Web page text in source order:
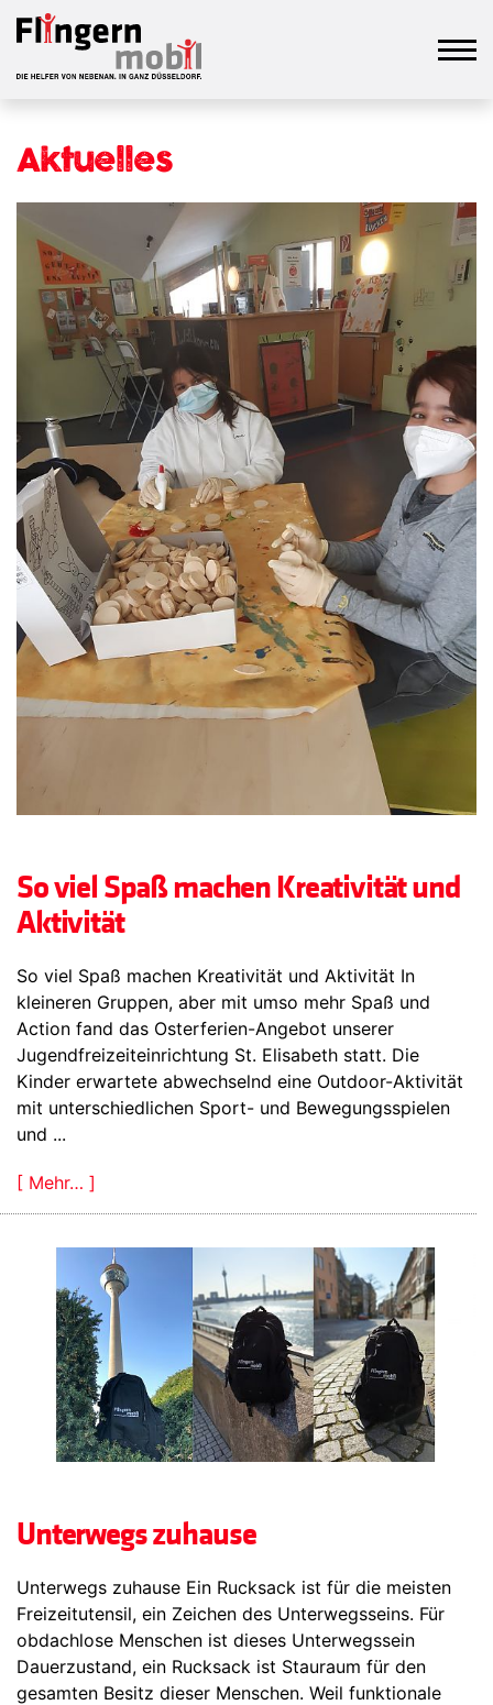
Aktuelles
So viel Spaß machen Kreativität und
Aktivität
So viel Spaß machen Kreativität und Aktivität In
kleineren Gruppen, aber mit umso mehr Spaß und
Action fand das Osterferien-Angebot unserer
Jugendfreizeiteinrichtung St. Elisabeth statt. Die
Kinder erwartete abwechselnd eine Outdoor-Aktivität
mit unterschiedlichen Sport- und Bewegungsspielen
und ...
[ Mehr… ]
Unterwegs zuhause
Unterwegs zuhause Ein Rucksack ist für die meisten
Freizeitutensil, ein Zeichen des Unterwegsseins. Für
obdachlose Menschen ist dieses Unterwegssein
Dauerzustand, ein Rucksack ist Stauraum für den
gesamten Besitz dieser Menschen. Weil funktionale